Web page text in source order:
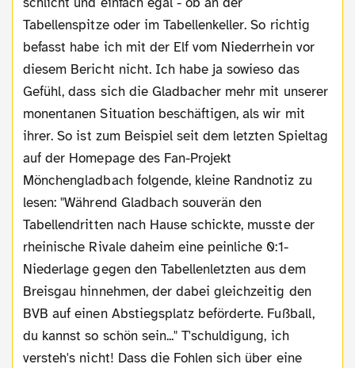
Tabellenspitze oder im Tabellenkeller. So richtig
befasst habe ich mit der Elf vom Niederrhein vor
diesem Bericht nicht. Ich habe ja sowieso das
Gefühl, dass sich die Gladbacher mehr mit unserer
monentanen Situation beschäftigen, als wir mit
ihrer. So ist zum Beispiel seit dem letzten Spieltag
auf der Homepage des Fan-Projekt
Mönchengladbach folgende, kleine Randnotiz zu
lesen: "Während Gladbach souverän den
Tabellendritten nach Hause schickte, musste der
rheinische Rivale daheim eine peinliche 0:1-
Niederlage gegen den Tabellenletzten aus dem
Breisgau hinnehmen, der dabei gleichzeitig den
BVB auf einen Abstiegsplatz beförderte. Fußball,
du kannst so schön sein..." T'schuldigung, ich
versteh's nicht! Dass die Fohlen sich über eine